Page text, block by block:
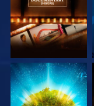
DÉCOUVRIR LES